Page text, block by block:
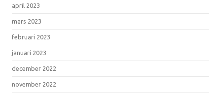
april 2023
mars 2023
februari 2023
januari 2023
december 2022
november 2022